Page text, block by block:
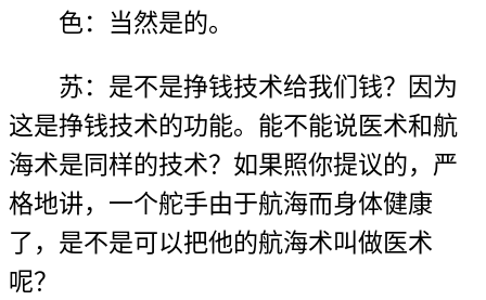
色：当然是的。
苏：是不是挣钱技术给我们钱？因为
这是挣钱技术的功能。能不能说医术和航
海术是同样的技术？如果照你提议的，严
格地讲，一个舵手由于航海而身体健康
了，是不是可以把他的航海术叫做医术
呢？